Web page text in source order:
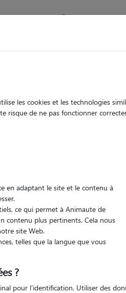
Comment ça
le Pet Sitter
les cookies et les technologies
risque de ne pas fonctionner
en adaptant le site et le contenu à
ce qui permet à Animaute de
contenu plus pertinents. Cela nous
site Web.
telles que la langue que vous
?
pour l'identification. Utiliser des